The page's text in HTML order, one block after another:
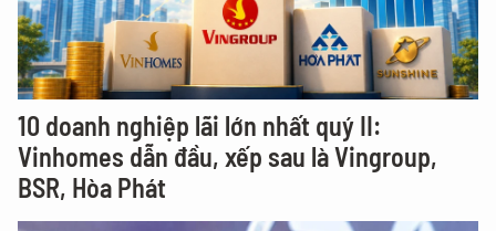
10 doanh nghiệp lãi lớn nhất quý II:
Vinhomes dẫn đầu, xếp sau là Vingroup,
BSR, Hòa Phát